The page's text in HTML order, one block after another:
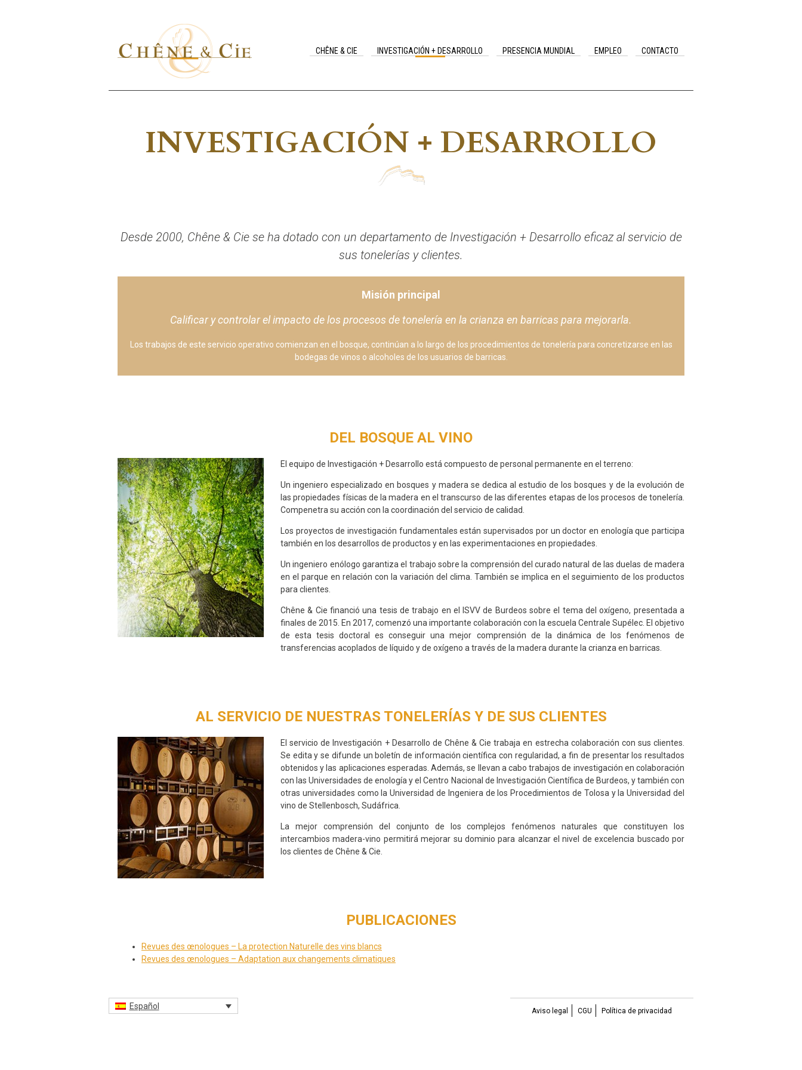
CHÊNE & CIE INVESTIGACIÓN + DESARROLLO PRESENCIA MUNDIAL EMPLEO CONTACTO
INVESTIGACIÓN + DESARROLLO
Desde 2000, Chêne & Cie se ha dotado con un departamento de Investigación + Desarrollo eficaz al servicio de
sus tonelerías y clientes.
Misión principal
Calificar y controlar el impacto de los procesos de tonelería en la crianza en barricas para mejorarla.
Los trabajos de este servicio operativo comienzan en el bosque, continúan a lo largo de los procedimientos de tonelería para concretizarse en las
bodegas de vinos o alcoholes de los usuarios de barricas.
DEL BOSQUE AL VINO
El equipo de Investigación + Desarrollo está compuesto de personal permanente en el terreno:
Un ingeniero especializado en bosques y madera se dedica al estudio de los bosques y de la evolución de
las propiedades físicas de la madera en el transcurso de las diferentes etapas de los procesos de tonelería.
Compenetra su acción con la coordinación del servicio de calidad.
Los proyectos de investigación fundamentales están supervisados por un doctor en enología que participa
también en los desarrollos de productos y en las experimentaciones en propiedades.
Un ingeniero enólogo garantiza el trabajo sobre la comprensión del curado natural de las duelas de madera
en el parque en relación con la variación del clima. También se implica en el seguimiento de los productos
para clientes.
Chêne & Cie financió una tesis de trabajo en el ISVV de Burdeos sobre el tema del oxígeno, presentada a
finales de 2015. En 2017, comenzó una importante colaboración con la escuela Centrale Supélec. El objetivo
de esta tesis doctoral es conseguir una mejor comprensión de la dinámica de los fenómenos de
transferencias acoplados de líquido y de oxígeno a través de la madera durante la crianza en barricas.
AL SERVICIO DE NUESTRAS TONELERÍAS Y DE SUS CLIENTES
El servicio de Investigación + Desarrollo de Chêne & Cie trabaja en estrecha colaboración con sus clientes.
Se edita y se difunde un boletín de información científica con regularidad, a fin de presentar los resultados
obtenidos y las aplicaciones esperadas. Además, se llevan a cabo trabajos de investigación en colaboración
con las Universidades de enología y el Centro Nacional de Investigación Científica de Burdeos, y también con
otras universidades como la Universidad de Ingeniera de los Procedimientos de Tolosa y la Universidad del
vino de Stellenbosch, Sudáfrica.
La mejor comprensión del conjunto de los complejos fenómenos naturales que constituyen los
intercambios madera-vino permitirá mejorar su dominio para alcanzar el nivel de excelencia buscado por
los clientes de Chêne & Cie.
PUBLICACIONES
Revues des œnologues – La protection Naturelle des vins blancs
Revues des œnologues – Adaptation aux changements climatiques
Aviso legal CGU Política de privacidad
Español